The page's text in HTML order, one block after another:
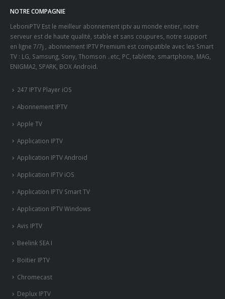
Application IPTV Smart TV
Application IPTV Windows
Avis IPTV
Beelink SEA I
Boitier IPTV
Chromecast
Deplux IPTV
DREAMLINK T3
Duplex IPTV Android
Enigma Box
Fire Stick Amazon
Flix Iptv
Formuler Z
Freebox Mini 4K
‎GSE SMART IPTV
GSE SMART IPTV Android